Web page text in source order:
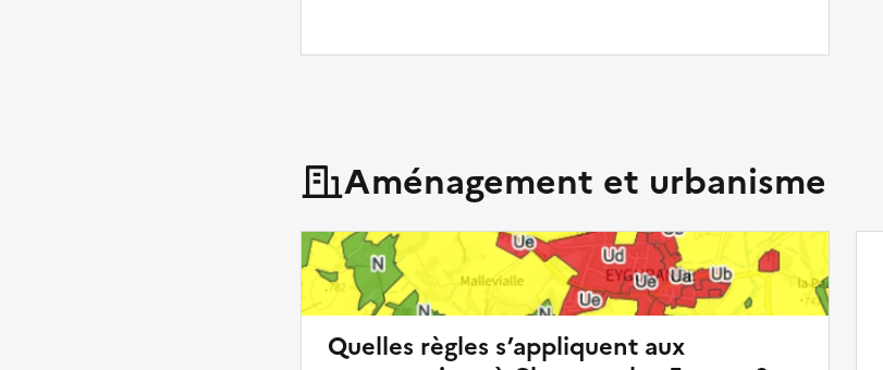
Aménagement et urbanisme
Quelles règles s’appliquent aux